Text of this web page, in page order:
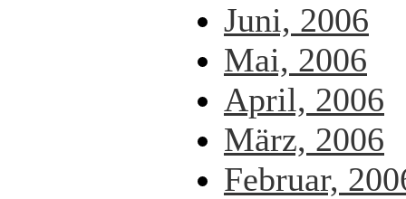
Juni, 2006
Mai, 2006
April, 2006
März, 2006
Februar,